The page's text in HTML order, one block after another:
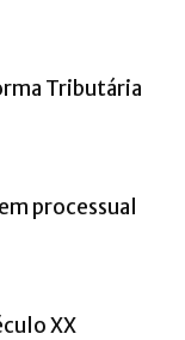
Tributária
processual
XX